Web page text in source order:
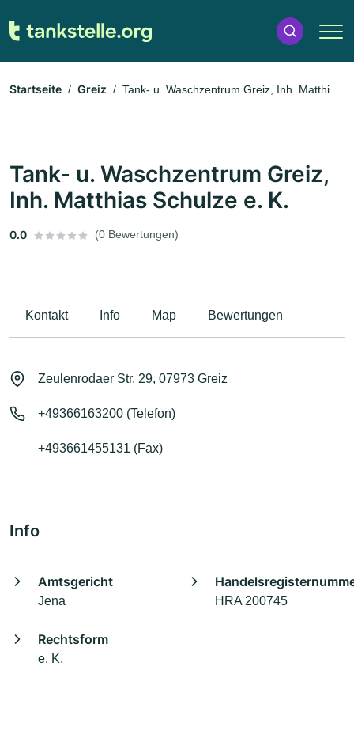
Startseite Greiz
Tank- u. Waschzentrum Greiz, Inh. Matthias
Tank- u. Waschzentrum Greiz,
Inh. Matthias Schulze e. K.
0.0 (0 Bewertungen)
Kontakt Info Map Bewertungen
Zeulenrodaer Str. 29, 07973 Greiz
+49366163200 (Telefon)
+493661455131 (Fax)
Info
Amtsgericht
Jena HRA 200745
Rechtsform
e. K.